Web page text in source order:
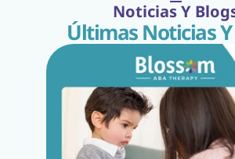
Noticias Y
Últimas Noticias